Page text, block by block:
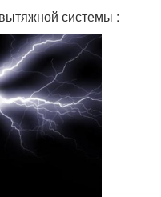
системы :